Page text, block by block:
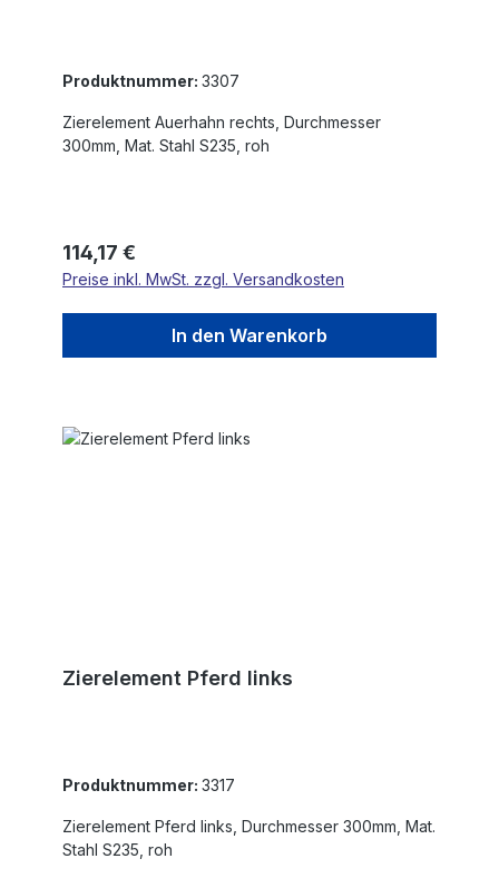
Produktnummer: 3307
Zierelement Auerhahn rechts, Durchmesser
300mm, Mat. Stahl S235, roh
Regulärer Preis:
114,17 €
Preise inkl. MwSt. zzgl. Versandkosten
In den Warenkorb
Zierelement Pferd links
Produktnummer: 3317
Zierelement Pferd links, Durchmesser 300mm, Mat.
Stahl S235, roh